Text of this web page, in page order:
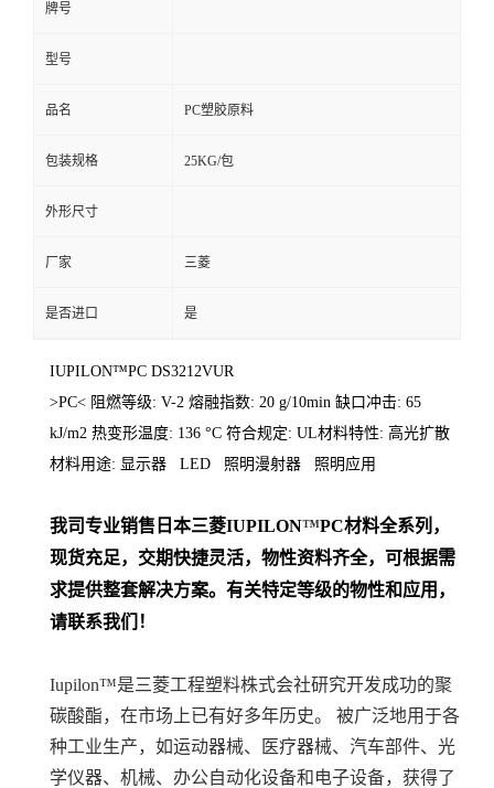
牌号
型号
品名 PC塑胶原料
包装规格 25KG/包
外形尺寸
厂家 三菱
是否进口 是
IUPILON™PC DS3212VUR
>PC< 阻燃等级: V-2 熔融指数: 20 g/10min 缺口冲击: 65
kJ/m2 热变形温度: 136 °C 符合规定: UL材料特性: 高光扩散
材料用途: 显示器 LED 照明漫射器 照明应用
我司专业销售日本三菱IUPILON™PC材料全系列 ，
现货充足，交期快捷灵活，物性资料齐全，可根据需
求提供整套解决方案。 有关特定等级的物性和应用，
请联系我们！
Iupilon™是三菱工程塑料株式会社研究开发成功的聚
碳酸酯，在市场上已有好多年历史。 被广泛地用于各
种工业生产，如运动器械、医疗器械、汽车部件、光
学仪器、机械、办公自动化设备和电子设备，获得了